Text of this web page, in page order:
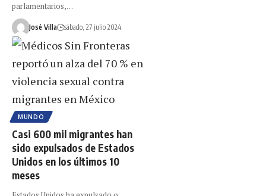
parlamentarios,…
José Villa sábado, 27 julio 2024
MUNDO
Casi 600 mil migrantes han
sido expulsados de Estados
Unidos en los últimos 10
meses